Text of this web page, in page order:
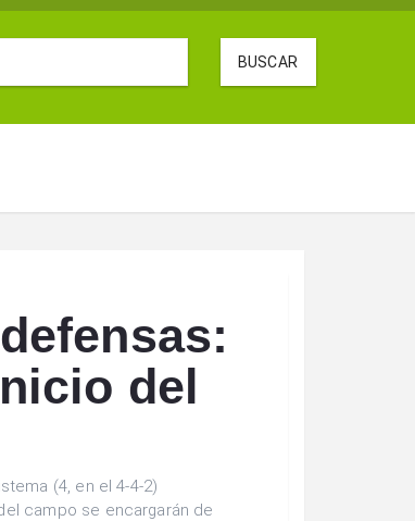
BUSCAR
del
(4, en el 4-4-2)
campo se encargarán de